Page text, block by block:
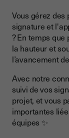
Vous gérez
signature et
? En temps
la hauteur et
l’avancement
Avec notre
suivi de vos
projet, et vous
importantes
équipes ✨